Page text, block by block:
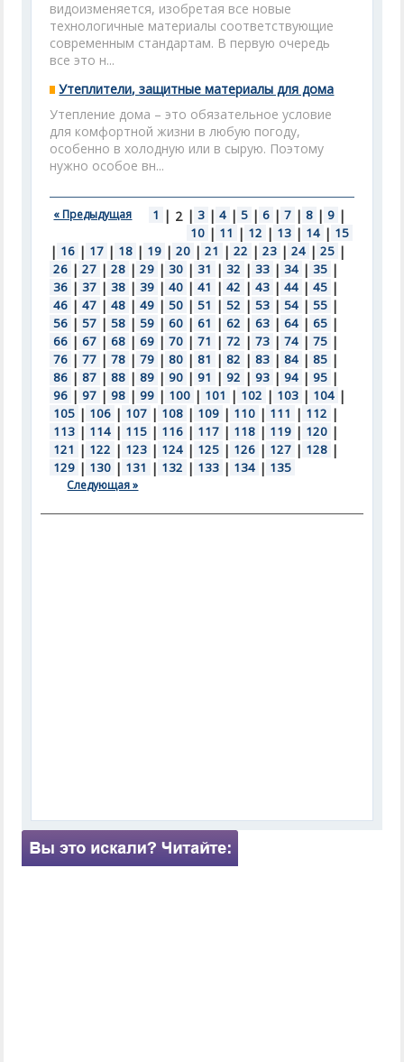
видоизменяется, изобретая все новые
технологичные материалы соответствующие
современным стандартам. В первую очередь
все это н...
Утеплители, защитные материалы для дома
Утепление дома – это обязательное условие
для комфортной жизни в любую погоду,
особенно в холодную или в сырую. Поэтому
нужно особое вн...
« Предыдущая 1 | 2 | 3 | 4 | 5 | 6 | 7 | 8 | 9 |
10 | 11 | 12 | 13 | 14 | 15
| 16 | 17 | 18 | 19 | 20 | 21 | 22 | 23 | 24 | 25 |
26 | 27 | 28 | 29 | 30 | 31 | 32 | 33 | 34 | 35 |
36 | 37 | 38 | 39 | 40 | 41 | 42 | 43 | 44 | 45 |
46 | 47 | 48 | 49 | 50 | 51 | 52 | 53 | 54 | 55 |
56 | 57 | 58 | 59 | 60 | 61 | 62 | 63 | 64 | 65 |
66 | 67 | 68 | 69 | 70 | 71 | 72 | 73 | 74 | 75 |
76 | 77 | 78 | 79 | 80 | 81 | 82 | 83 | 84 | 85 |
86 | 87 | 88 | 89 | 90 | 91 | 92 | 93 | 94 | 95 |
96 | 97 | 98 | 99 | 100 | 101 | 102 | 103 | 104 |
105 | 106 | 107 | 108 | 109 | 110 | 111 | 112 |
113 | 114 | 115 | 116 | 117 | 118 | 119 | 120 |
121 | 122 | 123 | 124 | 125 | 126 | 127 | 128 |
129 | 130 | 131 | 132 | 133 | 134 | 135
Следующая »